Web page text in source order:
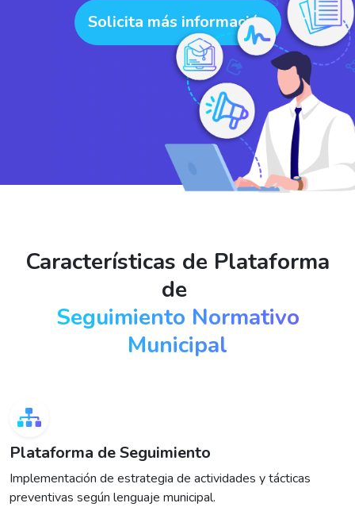
Solicita más información
Características de Plataforma
de
Seguimiento Normativo
Municipal
Plataforma de Seguimiento
Implementación de estrategia de actividades y tácticas
preventivas según lenguaje municipal.